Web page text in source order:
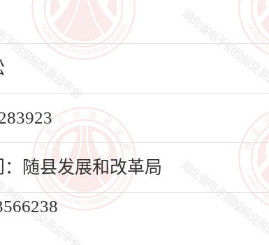
随县发展和改革局